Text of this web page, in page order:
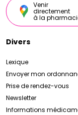
Venir
directement
à la
Divers
Lexique
Envoyer mon
Prise de rendez-vous
Newsletter
Informations